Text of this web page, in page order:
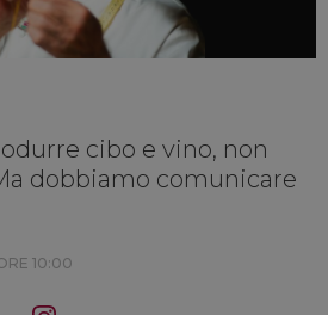
cibo e vino, non
dobbiamo comunicare
10:00